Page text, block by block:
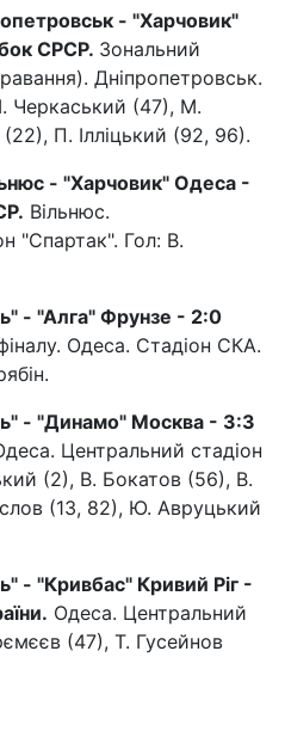
- "Харчовик"
СРСР. Зональний
Дніпропетровськ.
Черкаський (47), М.
П. Ілліцький (92, 96).
- "Харчовик" Одеса -
Вільнюс.
"Спартак". Гол: В.
- "Алга" Фрунзе - 2:0
Одеса. Стадіон СКА.
- "Динамо" Москва - 3:3
Центральний стадіон
(2), В. Бокатов (56), В.
(13, 82), Ю. Авруцький
- "Кривбас" Кривий Ріг -
Одеса. Центральний
(47), Т. Гусейнов